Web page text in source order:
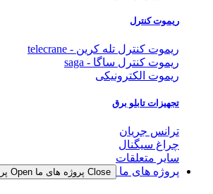
ریموت کنترل
ریموت کنترل تله کرین - telecrane
ریموت کنترل ساگا - saga
ریموت الکترونیکی
تجهیزات تابلو برق
ترانس جریان
چراغ سیگنال
سایر متعلقات
پروژه های ما
Close پروژه های ما Open پروژه های ما